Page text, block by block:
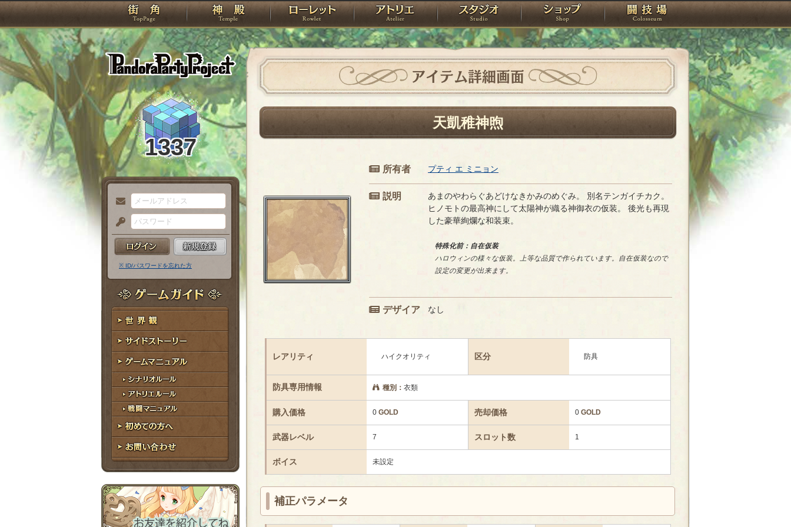
PandoraPartyProject
TOP 神殿 ローレット アトリエ スタジオ ショップ 闘技場
1337
メ
ー
ル
ア
ド
レ
ス
パ
ス
ー
ド
※ ID/パスワードを忘れた方
ゲームガイド
世界観
サイドストーリー
ゲームマニュアル
シナリオルール
アトリエルール
戦闘マニュアル
初めての方へ
お問い合わせ
アイテム詳細画面
天凱稚神煦
所有者 プティ エ ミニョン
説明
あまのやわらぐあどけなきかみのめぐみ。 別名テンガイチカク。
ヒノモトの最高神にして太陽神が織る神御衣の仮装。 後光も再現
した豪華絢爛な和装束。
特殊化前：自在仮装
ハロウィンの様々な仮装。上等な品質で作られています。自在仮装なので
設定の変更が出来ます。
デザイア なし
レアリティ ハイクオリティ 区分 防具
防具専用情報 種別： 衣類
購入価格 0 GOLD 売却価格 0 GOLD
武器レベル 7 スロット数 1
ボイス 未設定
補正パラメータ